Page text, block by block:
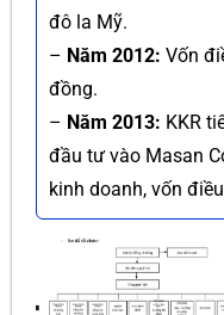
đô la Mỹ.
– Năm 2012: Vốn
đồng.
– Năm 2013: KKR
đầu tư vào Masan
kinh doanh, vốn